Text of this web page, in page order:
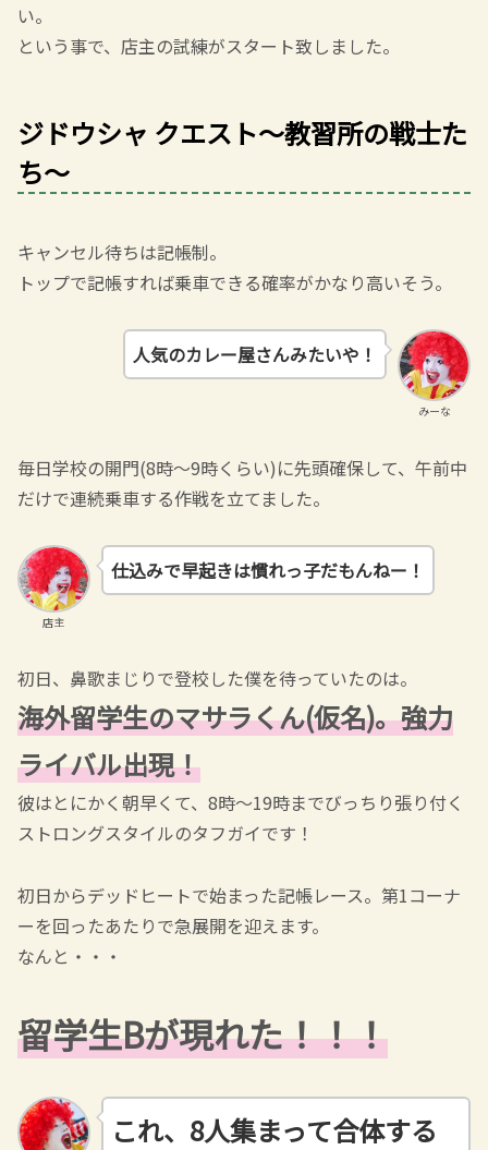
い。
という事で、店主の試練がスタート致しました。
ジドウシャ クエスト～教習所の戦士た
ち～
キャンセル待ちは記帳制。
トップで記帳すれば乗車できる確率がかなり高いそう。
みーな
人気のカレー屋さんみたいや！
毎日学校の開門(8時～9時くらい)に先頭確保して、午前中
だけで連続乗車する作戦を立てました。
店主
仕込みで早起きは慣れっ子だもんねー！
初日、鼻歌まじりで登校した僕を待っていたのは。
海外留学生のマサラくん(仮名)。強力
ライバル出現！
彼はとにかく朝早くて、8時～19時までびっちり張り付く
ストロングスタイルのタフガイです！
初日からデッドヒートで始まった記帳レース。第1コーナ
ーを回ったあたりで急展開を迎えます。
なんと・・・
留学生Bが現れた！！！
これ、8人集まって合体する